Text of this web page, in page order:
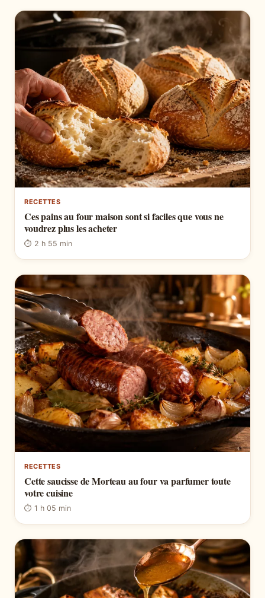
RECETTES
Ces pains au four maison sont si faciles que vous ne
voudrez plus les acheter
⏱ 2 h 55 min
RECETTES
Cette saucisse de Morteau au four va parfumer toute
votre cuisine
⏱ 1 h 05 min